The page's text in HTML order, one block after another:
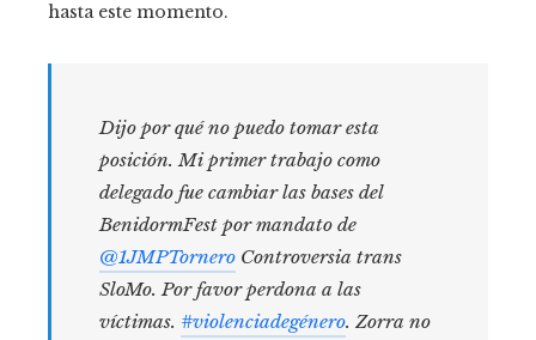
hasta este momento.
Dijo por qué no puedo tomar esta
posición. Mi primer trabajo como
delegado fue cambiar las bases del
BenidormFest por mandato de
@1JMPTornero Controversia trans
SloMo. Por favor perdona a las
víctimas. #violenciadegénero. Zorra no